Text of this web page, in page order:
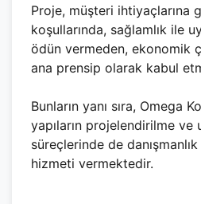
Proje, müşteri ihtiyaçlarına
koşullarında, sağlamlık ile
ödün vermeden, ekonomik
ana prensip olarak kabul
Bunların yanı sıra, Omega
yapıların projelendirilme ve
süreçlerinde de
hizmeti vermektedir.